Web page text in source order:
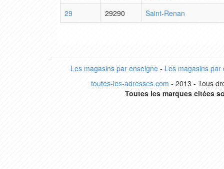
29
29290 Saint-Renan
Les magasins par enseigne- Les magasins par
toutes-les-adresses.com - 2013 - Tous
Toutes les marques citées